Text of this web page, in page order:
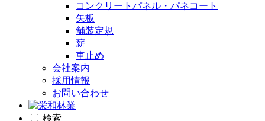
コンクリートパネル・パネコート
矢板
舗装定規
薪
車止め
会社案内
採用情報
お問い合わせ
検索